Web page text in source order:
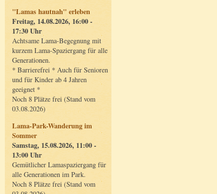
"Lamas hautnah" erleben
Freitag, 14.08.2026, 16:00 -
17:30 Uhr
Achtsame Lama-Begegnung mit
kurzem Lama-Spaziergang für alle
Generationen.
* Barrierefrei * Auch für Senioren
und für Kinder ab 4 Jahren
geeignet *
Noch 8 Plätze frei (Stand vom
03.08.2026)
Lama-Park-Wanderung im
Sommer
Samstag, 15.08.2026, 11:00 -
13:00 Uhr
Gemütlicher Lamaspaziergang für
alle Generationen im Park.
Noch 8 Plätze frei (Stand vom